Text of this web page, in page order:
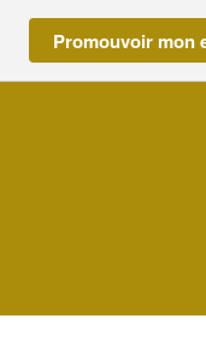
Promouvoir mon